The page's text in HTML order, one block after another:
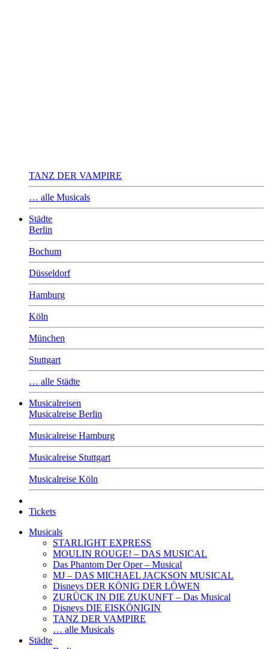
TANZ DER VAMPIRE
… alle Musicals
Städte
Berlin
Bochum
Düsseldorf
Hamburg
Köln
München
Stuttgart
… alle Städte
Musicalreisen
Musicalreise Berlin
Musicalreise Hamburg
Musicalreise Stuttgart
Musicalreise Köln
Tickets
Musicals
STARLIGHT EXPRESS
MOULIN ROUGE! – DAS MUSICAL
Das Phantom Der Oper – Musical
MJ – DAS MICHAEL JACKSON MUSICAL
Disneys DER KÖNIG DER LÖWEN
ZURÜCK IN DIE ZUKUNFT – Das Musical
Disneys DIE EISKÖNIGIN
TANZ DER VAMPIRE
… alle Musicals
Städte